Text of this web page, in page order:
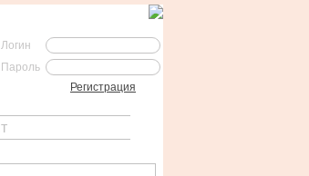
Логин
Пароль
Регистрация